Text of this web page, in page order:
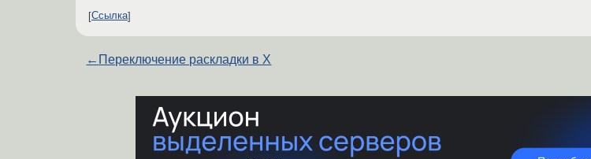
Ссылка
← Переключение раскладки в X